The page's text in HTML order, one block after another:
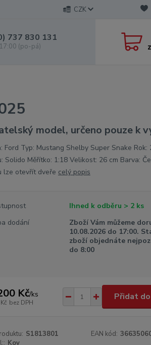
CZK
737 830 131
(po-pá)
model, určeno pouze k
Ford Typ: Mustang Shelby Super Snake Rok:
Solido Měřítko: 1:18 Velikost: 26 cm Barva:
lze otevřít dveře celý popis
Ihned k odběru > 2 ks
dodání
Zboží Vám můžeme
10.08.2026 do 17:00.
zboží objednáte
do 8:00
Kč/ks
bez DPH
Přidat
S1813801 EAN kód:
Kov